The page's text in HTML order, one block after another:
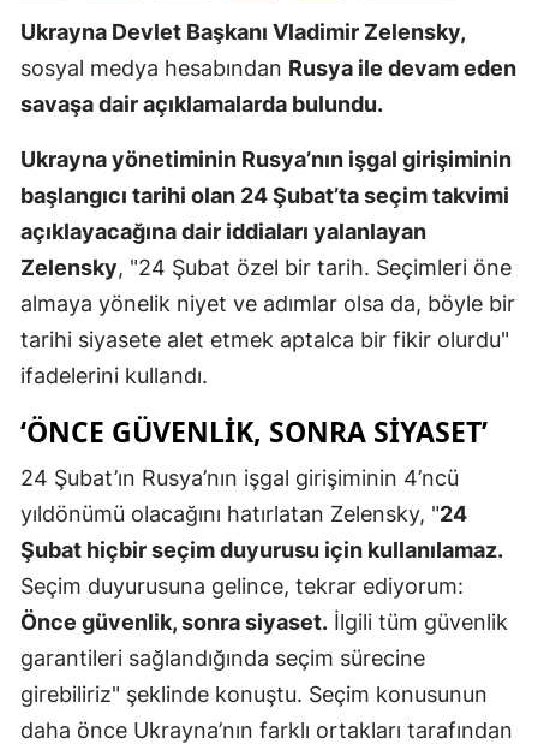
Elazığ
Erzincan
Eskişehir
Giresun
Gümüşhane
Hatay
Isparta
Mersin
İstanbul
İzmir
Kastamonu
Ukrayna Devlet Başkanı Vladimir Zelensky,
sosyal medya hesabından Rusya ile devam eden
savaşa dair açıklamalarda bulundu.
Ukrayna yönetiminin Rusya’nın işgal girişiminin
başlangıcı tarihi olan 24 Şubat’ta seçim takvimi
açıklayacağına dair iddiaları yalanlayan
Zelensky, "24 Şubat özel bir tarih. Seçimleri öne
almaya yönelik niyet ve adımlar olsa da, böyle bir
tarihi siyasete alet etmek aptalca bir fikir olurdu"
ifadelerini kullandı.
‘ÖNCE GÜVENLIK, SONRA SIYASET’
24 Şubat’ın Rusya’nın işgal girişiminin 4’ncü
yıldönümü olacağını hatırlatan Zelensky, "24
Şubat hiçbir seçim duyurusu için kullanılamaz.
Seçim duyurusuna gelince, tekrar ediyorum:
Önce güvenlik, sonra siyaset. İlgili tüm güvenlik
garantileri sağlandığında seçim sürecine
girebiliriz" şeklinde konuştu. Seçim konusunun
daha önce Ukrayna’nın farklı ortakları tarafından